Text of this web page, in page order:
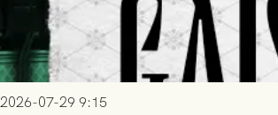
2026-07-29 9:15